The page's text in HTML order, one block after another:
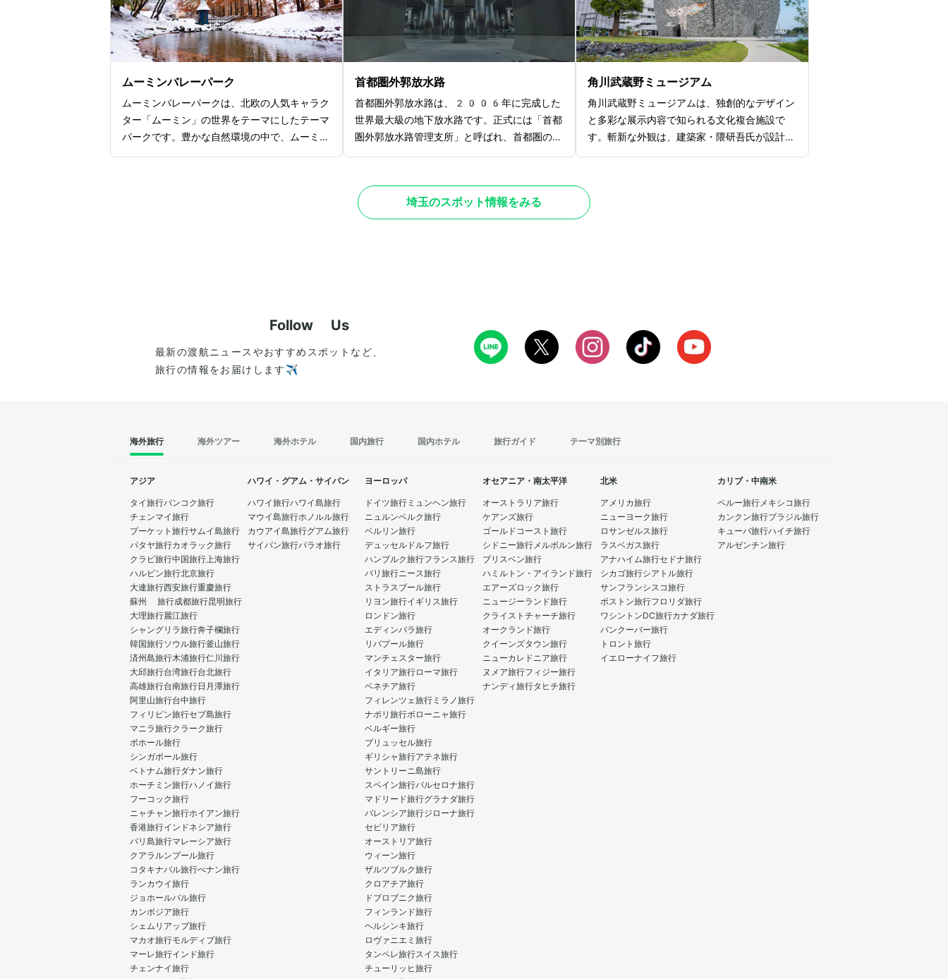
た、三峯神社は「三峯山」と呼ばれる山々に囲
まれており、雄大な自然景観が楽しめるのも魅
力です。特におすすめなのは、紅葉が映える秋
の季節。鮮やかな紅葉が境内を彩り、神社との
コントラストが絶景です。神社からは四季折々
楽しめるでしょう。
の風情を感じさせます。一方「菓子屋横丁」
は、昔懐かしい駄菓子屋が軒を連ねる通りで
す。昭和初期の雰囲気が漂い、子供から大人ま
で楽しめる様々な駄菓子が並んでいます。カラ
フルな飴やせんべい、手作りの人形焼きなど、
昔懐かしいお菓子が豊富に揃っており、食べ歩
きを楽しむのもおすすめです。
ます。また、夏にはプールエリアがオープン
し、波のプールやウォータースライダーなどで
水遊びが楽しめるのも魅力です。夏以外にも季
節ごとのイベントが充実しており、秋にはハロ
ウィンイベント、冬にはイルミネーションなど
す。
ムーミンバレーパーク
ムーミンバレーパークは、北欧の人気キャラク
ター「ムーミン」の世界をテーマにしたテーマ
パークです。豊かな自然環境の中で、ムーミン
で、ゆったりと休憩するのも、お土産を購入し
首都圏外郭放水路
首都圏外郭放水路は、2006年に完成した
世界最大級の地下放水路です。正式には「首都
圏外郭放水路管理支所」と呼ばれ、首都圏の洪
計です。全長6.3kmに及ぶトンネルは、深さ
50mの地下に設置され、巨大な円筒形の立
坑（たてこう）や、圧倒的なスケールの「調圧
人は早めにチェックしておくのがいいでしょ
う。
角川武蔵野ミュージアム
角川武蔵野ミュージアムは、独創的なデザイン
と多彩な展示内容で知られる文化複合施設で
す。斬新な外観は、建築家・隈研吾氏が設計し
たる本棚には、約5万冊の書籍が収められて
展が行われ、ファンにはたまらない内容が盛り
だくさんです。
埼玉のスポット情報をみる
Follow Us
最新の渡航ニュースやおすすめスポットなど、
旅行の情報をお届けします✈️
海外旅行 海外ツアー 海外ホテル 国内旅行 国内ホテル 旅行ガイド テーマ別旅行
アジア
タイ旅行バンコク旅行
チェンマイ旅行
プーケット旅行サムイ島旅行
パタヤ旅行カオラック旅行
クラビ旅行中国旅行上海旅行
ハルビン旅行北京旅行
大連旅行西安旅行重慶旅行
蘇州 旅行成都旅行昆明旅行
大理旅行麗江旅行
シャングリラ旅行奔子欄旅行
韓国旅行ソウル旅行釜山旅行
済州島旅行木浦旅行仁川旅行
大邱旅行台湾旅行台北旅行
高雄旅行台南旅行日月潭旅行
阿里山旅行台中旅行
フィリピン旅行セブ島旅行
マニラ旅行クラーク旅行
ボホール旅行
シンガポール旅行
ベトナム旅行ダナン旅行
ホーチミン旅行ハノイ旅行
フーコック旅行
ニャチャン旅行ホイアン旅行
香港旅行インドネシア旅行
バリ島旅行マレーシア旅行
クアラルンプール旅行
コタキナバル旅行ぺナン旅行
ランカウイ旅行
ジョホールバル旅行
カンボジア旅行
シェムリアップ旅行
マカオ旅行モルディブ旅行
マーレ旅行インド旅行
チェンナイ旅行
ハワイ・グアム・サイパン
ハワイ旅行ハワイ島旅行
マウイ島旅行ホノルル旅行
カウアイ島旅行グアム旅行
サイパン旅行パラオ旅行
ヨーロッパ
ドイツ旅行 ミュンヘン旅行
ニュルンベルク旅行
ベルリン旅行
デュッセルドルフ旅行
ハンブルク旅行フランス旅行
パリ旅行ニース旅行
ストラスブール旅行
リヨン旅行イギリス旅行
ロンドン旅行
エディンバラ旅行
リバプール旅行
マンチェスター旅行
イタリア旅行ローマ旅行
ベネチア旅行
フィレンツェ旅行 ミラノ旅行
ナポリ旅行ボローニャ旅行
ベルギー旅行
ブリュッセル旅行
ギリシャ旅行アテネ旅行
サントリーニ島旅行
スペイン旅行バルセロナ旅行
マドリード旅行グラナダ旅行
バレンシア旅行ジローナ旅行
セビリア旅行
オーストリア旅行
ウィーン旅行
ザルツブルク旅行
クロアチア旅行
ドブロブニク旅行
フィンランド旅行
ヘルシンキ旅行
ロヴァニエミ旅行
タンペレ旅行スイス旅行
チューリッヒ旅行
オセアニア・南太平洋
オーストラリア旅行
ケアンズ旅行
ゴールドコースト旅行
シドニー旅行メルボルン旅行
ブリスベン旅行
ハミルトン・アイランド旅行
エアーズロック旅行
ニュージーランド旅行
クライストチャーチ旅行
オークランド旅行
クイーンズタウン旅行
ニューカレドニア旅行
ヌメア旅行フィジー旅行
ナンディ旅行タヒチ旅行
北米
アメリカ旅行
ニューヨーク旅行
ロサンゼルス旅行
ラスベガス旅行
アナハイム旅行セドナ旅行
シカゴ旅行シアトル旅行
サンフランシスコ旅行
ボストン旅行フロリダ旅行
ワシントンDC旅行カナダ旅行
バンクーバー旅行
トロント旅行
イエローナイフ旅行
カリブ・中南米
ペルー旅行メキシコ旅行
カンクン旅行ブラジル旅行
キューバ旅行ハイチ旅行
アルゼンチン旅行